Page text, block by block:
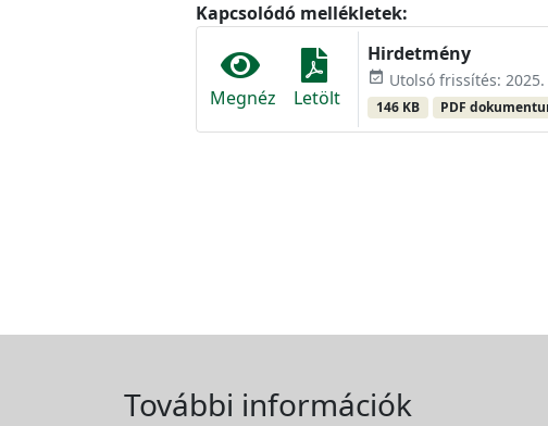
Kapcsolódó mellékletek:
Megnéz Letölt
Hirdetmény
event_available Utolsó frissítés:
146 KB PDF
További információk